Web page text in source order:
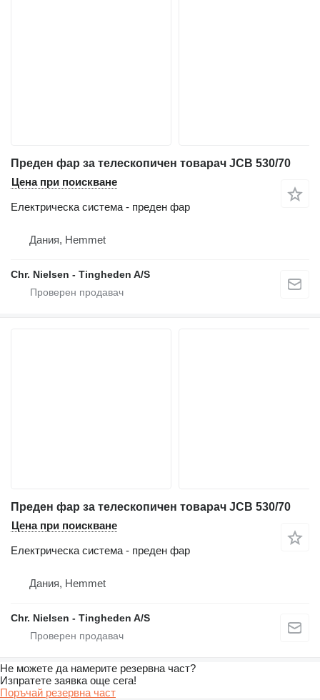
Преден фар за телескопичен товарач JCB 530/70
Цена при поискване
Електрическа система - преден фар
Дания, Hemmet
Chr. Nielsen - Tingheden A/S
Преден фар за телескопичен товарач JCB 530/70
Цена при поискване
Електрическа система - преден фар
Дания, Hemmet
Chr. Nielsen - Tingheden A/S
Не можете да намерите резервна част?
Изпратете заявка още сега!
Поръчай резервна част